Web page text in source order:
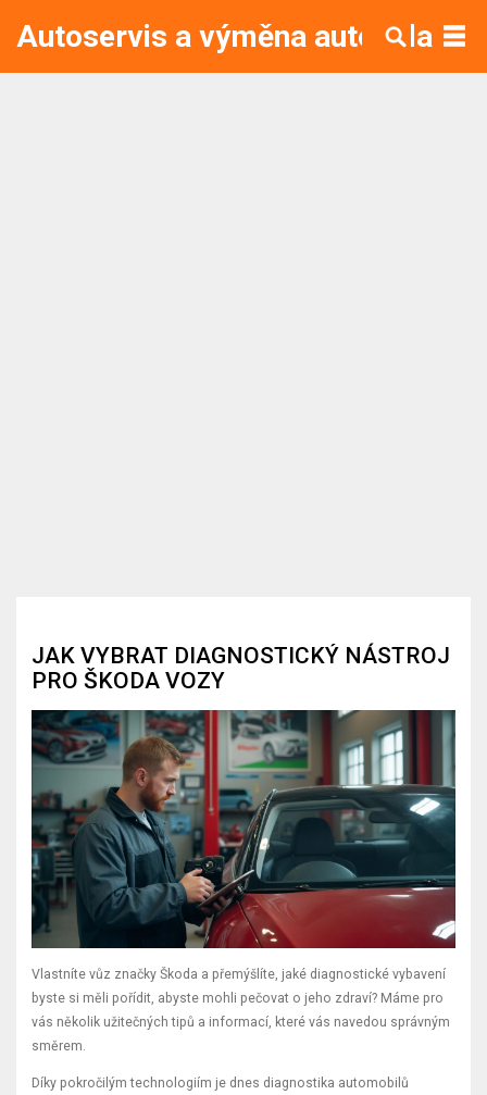
Autoservis a výměna autoskla
JAK VYBRAT DIAGNOSTICKÝ NÁSTROJ
PRO ŠKODA VOZY
Vlastníte vůz značky Škoda a přemýšlíte, jaké diagnostické vybavení
byste si měli pořídit, abyste mohli pečovat o jeho zdraví? Máme pro
vás několik užitečných tipů a informací, které vás navedou správným
směrem.
Díky pokročilým technologiím je dnes diagnostika automobilů